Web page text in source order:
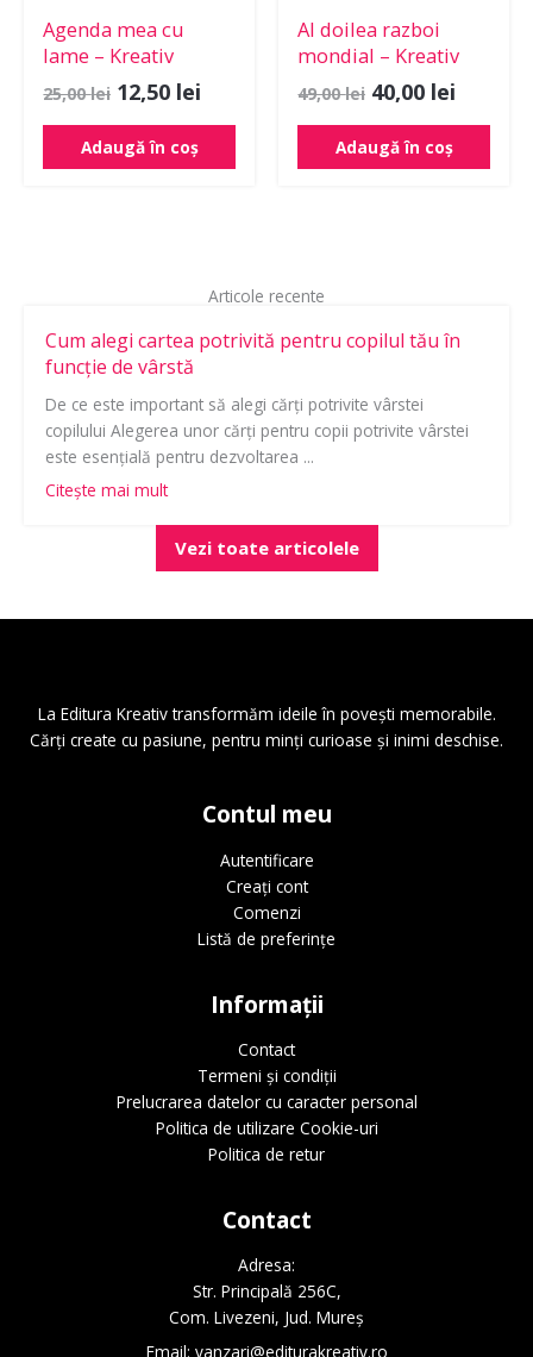
Agenda mea cu
lame – Kreativ
25,00lei 12,50 lei
Adaugă în coș
Al doilea razboi
mondial – Kreativ
49,00lei 40,00 lei
Adaugă în coș
Articole recente
Cum alegi cartea potrivită pentru copilul tău în
funcție de vârstă
De ce este important să alegi cărți potrivite vârstei
copilului Alegerea unor cărți pentru copii potrivite vârstei
este esențială pentru dezvoltarea ...
Citește mai mult
Vezi toate articolele
La Editura Kreativtransformăm ideile în povești memorabile.
Cărți create cu pasiune, pentru minți curioase și inimi deschise.
Contul meu
Autentificare
Creați cont
Comenzi
Listă de preferințe
Informații
Contact
Termeni și condiții
Prelucrarea datelor cu caracter personal
Politica de utilizare Cookie-uri
Politica de retur
Contact
Adresa:
Str. Principală 256C,
Com. Livezeni, Jud. Mureș
Email: vanzari@editurakreativ.ro